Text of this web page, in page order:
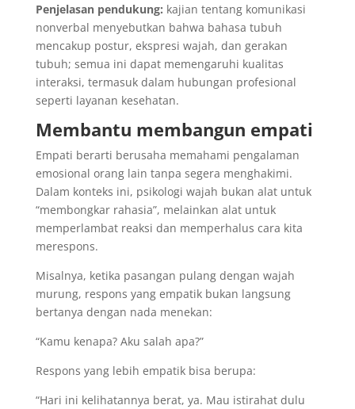
Penjelasan pendukung: kajian tentang komunikasi
nonverbal menyebutkan bahwa bahasa tubuh
mencakup postur, ekspresi wajah, dan gerakan
tubuh; semua ini dapat memengaruhi kualitas
interaksi, termasuk dalam hubungan profesional
seperti layanan kesehatan.
Membantu membangun empati
Empati berarti berusaha memahami pengalaman
emosional orang lain tanpa segera menghakimi.
Dalam konteks ini, psikologi wajah bukan alat untuk
“membongkar rahasia”, melainkan alat untuk
memperlambat reaksi dan memperhalus cara kita
merespons.
Misalnya, ketika pasangan pulang dengan wajah
murung, respons yang empatik bukan langsung
bertanya dengan nada menekan:
“Kamu kenapa? Aku salah apa?”
Respons yang lebih empatik bisa berupa:
“Hari ini kelihatannya berat, ya. Mau istirahat dulu